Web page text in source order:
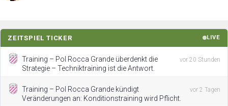
ZEITSPIEL TICKER LIVE
Training – Pol Rocca Grande überdenkt die
Strategie – Techniktraining ist die Antwort.
vor 20 Stunden
Training – Pol Rocca Grande kündigt
Veränderungen an: Konditionstraining wird Pflicht.
vor 2 Tagen